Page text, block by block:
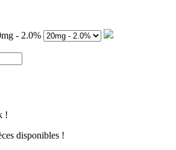
- 2.0%
!
disponibles !